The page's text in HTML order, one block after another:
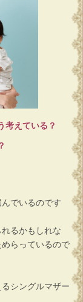
考えている？
でいるのです
るかもしれな
らっているので
シングルマザー